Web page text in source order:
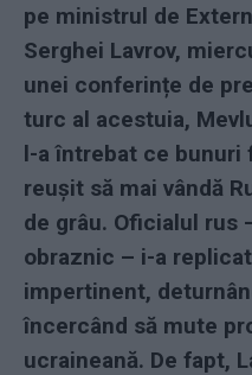
pe ministrul de
Serghei Lavrov,
unei conferințe de
turc al acestuia,
l-a întrebat ce bunuri
reușit să mai vândă
de grâu. Oficialul rus
obraznic – i-a
impertinent,
încercând să mute
ucraineană. De fapt,